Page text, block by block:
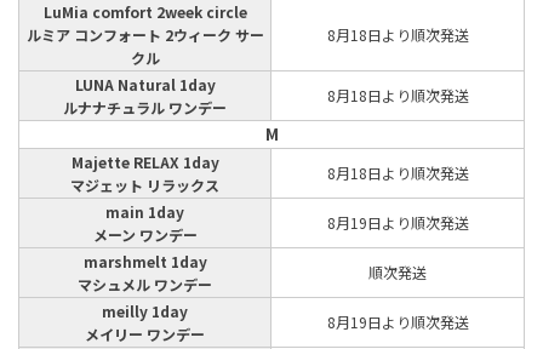
LuMia comfort 2week circle
ルミア コンフォート 2ウィーク サー
クル
8月18日より順次発送
LUNA Natural 1day
ルナナチュラル ワンデー
8月18日より順次発送
M
Majette RELAX 1day
マジェット リラックス
8月18日より順次発送
main 1day
メーン ワンデー
8月19日より順次発送
marshmelt 1day
マシュメル ワンデー
順次発送
meilly 1day
メイリー ワンデー
8月19日より順次発送